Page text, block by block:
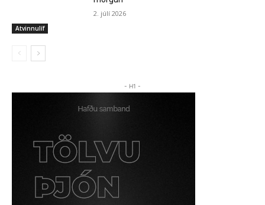
Atvinnulíf
2. júlí 2026
- H1 -